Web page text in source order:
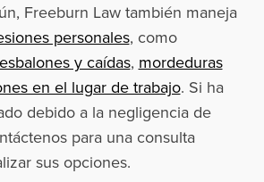
Freeburn Law también maneja
personales, como
y caídas, mordeduras
en el lugar de trabajo. Si ha
debido a la negligencia de
para una consulta
sus opciones.